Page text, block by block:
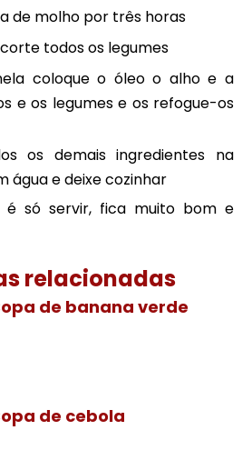
de molho por três horas
todos os legumes
coloque o óleo o alho e a
e os legumes e os refogue-os
os demais ingredientes na
água e deixe cozinhar
é só servir, fica muito bom e
relacionadas
de banana verde
de cebola